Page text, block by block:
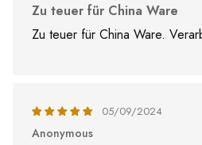
Zu teuer für China Ware
Zu teuer für China Ware.
05/09/2024
Anonymous